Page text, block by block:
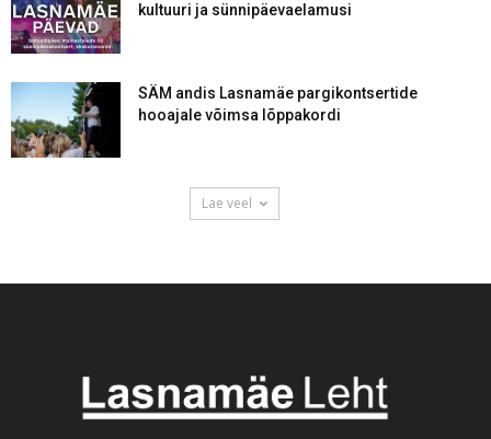
kultuuri ja sünnipäevaelamusi
SÄM andis Lasnamäe pargikontsertide
hooajale võimsa lõppakordi
Lae veel